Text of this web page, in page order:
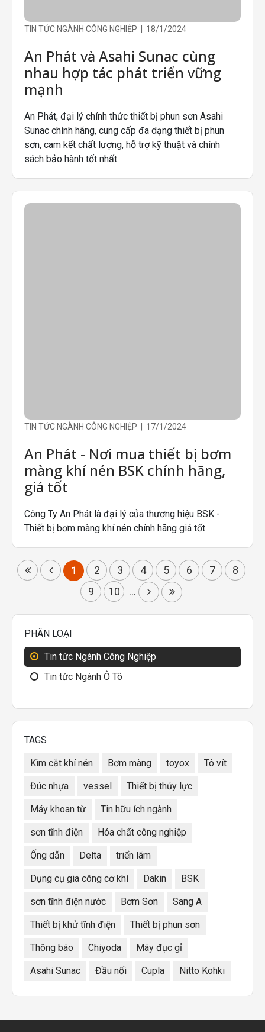
TIN TỨC NGÀNH CÔNG NGHIỆP | 18/1/2024
An Phát và Asahi Sunac cùng
nhau hợp tác phát triển vững
mạnh
An Phát, đại lý chính thức thiết bị phun sơn Asahi
Sunac chính hãng, cung cấp đa dạng thiết bị phun
sơn, cam kết chất lượng, hỗ trợ kỹ thuật và chính
sách bảo hành tốt nhất.
TIN TỨC NGÀNH CÔNG NGHIỆP | 17/1/2024
An Phát - Nơi mua thiết bị bơm
màng khí nén BSK chính hãng,
giá tốt
Công Ty An Phát là đại lý của thương hiệu BSK -
Thiết bị bơm màng khí nén chính hãng giá tốt
1 2 3 4 5 6 7
8
9
10 ...
PHÂN LOẠI
Tin tức Ngành Công Nghiệp
Tin tức Ngành Ô Tô
TAGS
Kìm cắt khí nén Bơm màng toyox Tô vít
Đúc nhựa vessel Thiết bị thủy lực
Máy khoan từ Tin hữu ích ngành
sơn tĩnh điện Hóa chất công nghiệp
Ống dẫn Delta triển lãm
Dụng cụ gia công cơ khí Dakin BSK
sơn tĩnh điện nước Bơm Sơn Sang A
Thiết bị khử tĩnh điện Thiết bị phun sơn
Thông báo Chiyoda Máy đục gỉ
Asahi Sunac Đầu nối Cupla Nitto Kohki